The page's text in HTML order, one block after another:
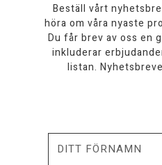
Beställ vårt
höra om våra nyaste
Du får brev av oss en
inkluderar
listan.